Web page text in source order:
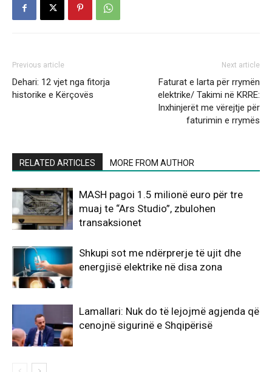
Previous article
Dehari: 12 vjet nga fitorja
historike e Kërçovës
Next article
Faturat e larta për rrymën
elektrike/ Takimi në KRRE:
Inxhinjerët me vërejtje për
faturimin e rrymës
RELATED ARTICLES MORE FROM AUTHOR
MASH pagoi 1.5 milionë euro për tre
muaj te “Ars Studio”, zbulohen
transaksionet
Shkupi sot me ndërprerje të ujit dhe
energjisë elektrike në disa zona
Lamallari: Nuk do të lejojmë agjenda që
cenojnë sigurinë e Shqipërisë